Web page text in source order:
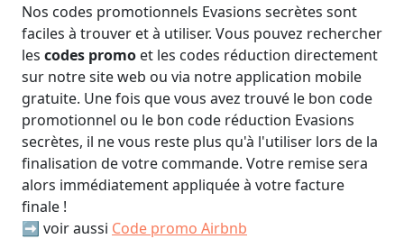
Nos codes promotionnels Evasions secrètes sont
faciles à trouver et à utiliser. Vous pouvez rechercher
les codes promo et les codes réduction directement
sur notre site web ou via notre application mobile
gratuite. Une fois que vous avez trouvé le bon code
promotionnel ou le bon code réduction Evasions
secrètes, il ne vous reste plus qu'à l'utiliser lors de la
finalisation de votre commande. Votre remise sera
alors immédiatement appliquée à votre facture
finale !
➡️ voir aussi Code promo Airbnb